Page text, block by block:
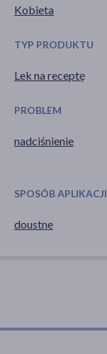
Kobieta
TYP PRODUKTU
Lek na receptę
PROBLEM
nadciśnienie
SPOSÓB APLIKACJI
doustne